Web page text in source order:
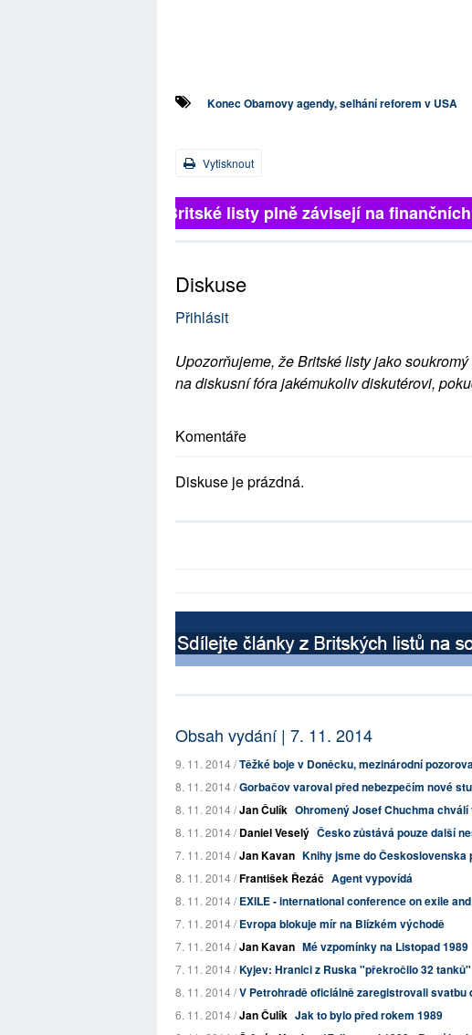
Konec Obamovy agendy, selhání reforem v USA
Vytisknout
Britské listy plně závisejí na
Diskuse
Přihlásit
Upozorňujeme, že Britské listy jako
na diskusní fóra jakémukoliv diskutérovi,
Komentáře
Diskuse je prázdná.
Obsah vydání | 7. 11. 2014
9. 11. 2014 /Těžké boje v Doněcku, mezinárodní
8. 11. 2014 /Gorbačov varoval před nebezpečím nové
8. 11. 2014 /Jan Čulík Ohromený Josef Chuchma
8. 11. 2014 /Daniel Veselý Česko zůstává pouze další
7. 11. 2014 /Jan Kavan Knihy jsme do Československa
8. 11. 2014 /František Řezáč Agent vypovídá
8. 11. 2014 /EXILE - international conference on exile
7. 11. 2014 /Evropa blokuje mír na Blízkém východě
7. 11. 2014 /Jan Kavan Mé vzpomínky na Listopad 1989
7. 11. 2014 /Kyjev: Hranici z Ruska "překročilo 32 tanků"
8. 11. 2014 /V Petrohradě oficiálně zaregistrovali svatbu
6. 11. 2014 /Jan Čulík Jak to bylo před rokem 1989